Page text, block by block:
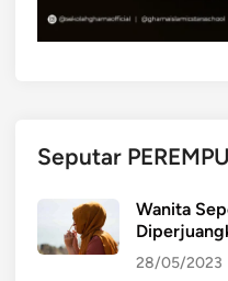
Seputar
Wanita
28/05/2023